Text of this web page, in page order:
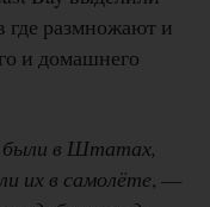
где размножают и
и домашнего
были в Штатах,
их в самолёте, —